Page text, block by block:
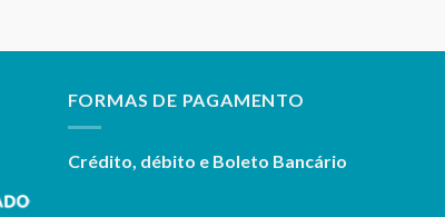
FORMAS DE PAGAMENTO
Crédito, débito e Boleto Bancário